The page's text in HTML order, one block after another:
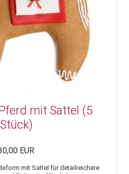
mit Sattel (5
Stück)
EUR
mit Sattel für detailreichere